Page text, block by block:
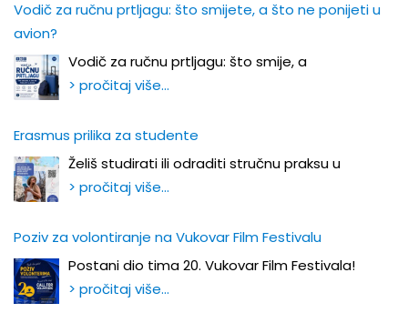
Vodič za ručnu prtljagu: što smijete, a što ne ponijeti u
avion?
Vodič za ručnu prtljagu: što smije, a
> pročitaj više…
Erasmus prilika za studente
Želiš studirati ili odraditi stručnu praksu u
> pročitaj više…
Poziv za volontiranje na Vukovar Film Festivalu
Postani dio tima 20. Vukovar Film Festivala!
> pročitaj više…